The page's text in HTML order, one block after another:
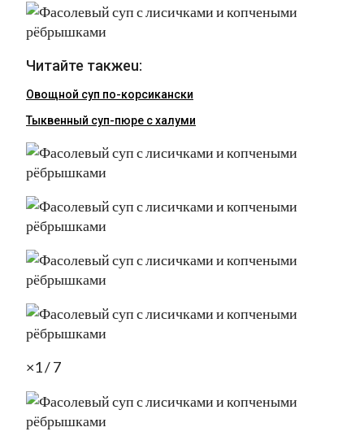
Читайте такжеu:
Овощной суп по-корсикански
Тыквенный суп-пюре с халуми
×1 / 7